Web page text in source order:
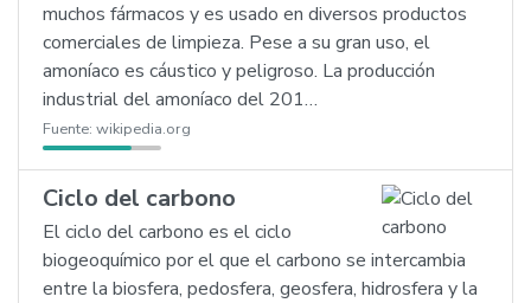
muchos fármacos y es usado en diversos productos
comerciales de limpieza. Pese a su gran uso, el
amoníaco es cáustico y peligroso. La producción
industrial del amoníaco del 201…
Fuente: wikipedia.org
Ciclo del carbono
El ciclo del carbono es el ciclo
biogeoquímico por el que el carbono se intercambia
entre la biosfera, pedosfera, geosfera, hidrosfera y la